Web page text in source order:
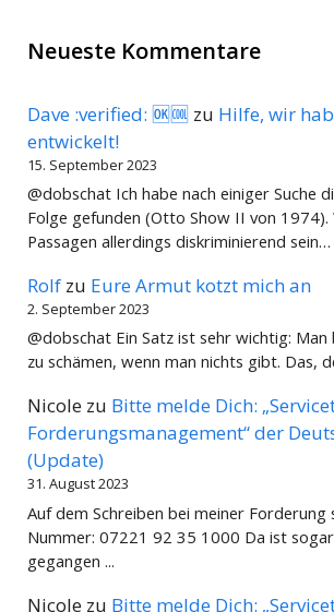
Neueste Kommentare
Dave :verified: 🆗🆒 zu Hilfe, wir
entwickelt!
15. September 2023
@dobschat Ich habe nach einiger Suche
Folge gefunden (Otto Show II von 1974).
Passagen allerdings diskriminierend sein…
Rolf zu Eure Armut kotzt mich an
2. September 2023
@dobschat Ein Satz ist sehr wichtig:
zu schämen, wenn man nichts gibt. Das,
Nicole zu Bitte melde Dich:
Forderungsmanagement“ der
(Update)
31. August 2023
Auf dem Schreiben bei meiner
Nummer: 07221 92 35 1000 Da ist
gegangen ...
Nicole zu Bitte melde Dich: